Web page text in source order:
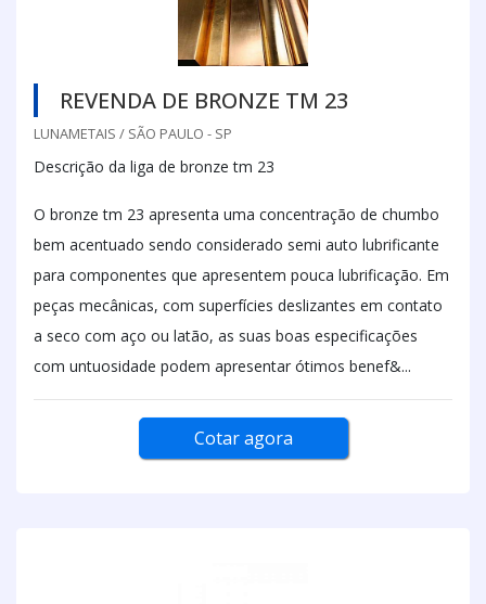
REVENDA DE BRONZE TM 23
LUNAMETAIS / SÃO PAULO - SP
Descrição da liga de bronze tm 23
O bronze tm 23 apresenta uma concentração de chumbo
bem acentuado sendo considerado semi auto lubrificante
para componentes que apresentem pouca lubrificação. Em
peças mecânicas, com superfícies deslizantes em contato
a seco com aço ou latão, as suas boas especificações
com untuosidade podem apresentar ótimos benef&...
Cotar agora